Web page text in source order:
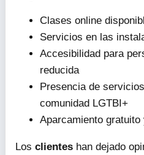
Clases online
Servicios en las
Accesibilidad para
reducida
Presencia de
comunidad LGTBI+
Aparcamiento gratuito
Los clientes han dejado